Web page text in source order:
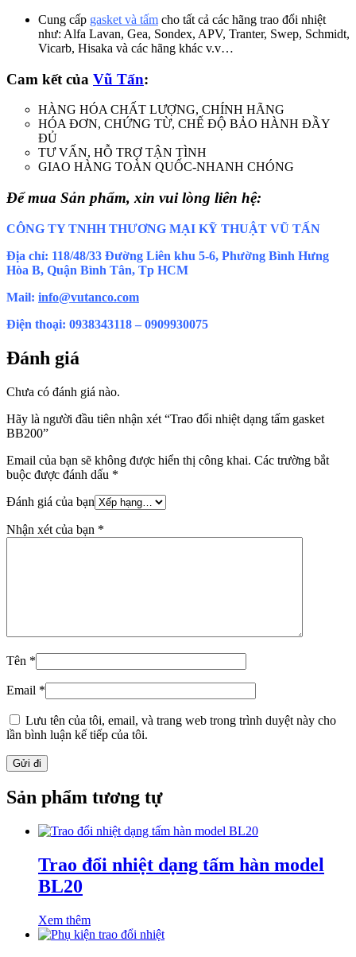
Cung cấp gasket và tấm cho tất cả các hãng trao đổi nhiệt
như: Alfa Lavan, Gea, Sondex, APV, Tranter, Swep, Schmidt,
Vicarb, Hisaka và các hãng khác v.v…
Cam kết của Vũ Tấn:
HÀNG HÓA CHẤT LƯỢNG, CHÍNH HÃNG
HÓA ĐƠN, CHỨNG TỪ, CHẾ ĐỘ BẢO HÀNH ĐẦY
ĐỦ
TƯ VẤN, HỖ TRỢ TẬN TÌNH
GIAO HÀNG TOÀN QUỐC-NHANH CHÓNG
Để mua Sản phẩm, xin vui lòng liên hệ:
CÔNG TY TNHH THƯƠNG MẠI KỸ THUẬT VŨ TẤN
Địa chỉ: 118/48/33 Đường Liên khu 5-6, Phường Bình Hưng
Hòa B, Quận Bình Tân, Tp HCM
Mail: info@vutanco.com
Điện thoại: 0938343118 – 0909930075
Đánh giá
Chưa có đánh giá nào.
Hãy là người đầu tiên nhận xét “Trao đổi nhiệt dạng tấm gasket
BB200”
Email của bạn sẽ không được hiển thị công khai. Các trường bắt
buộc được đánh dấu *
Đánh giá của bạn
Nhận xét của bạn *
Tên *
Email *
Lưu tên của tôi, email, và trang web trong trình duyệt này cho
lần bình luận kế tiếp của tôi.
Sản phẩm tương tự
Trao đổi nhiệt dạng tấm hàn model
BL20
Xem thêm